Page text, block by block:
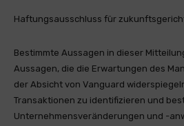
Haftungsausschluss für
Bestimmte Aussagen in dieser
Aussagen, die die Erwartungen des
der Absicht von Vanguard
Transaktionen zu identifizieren und
Unternehmensveränderungen und -